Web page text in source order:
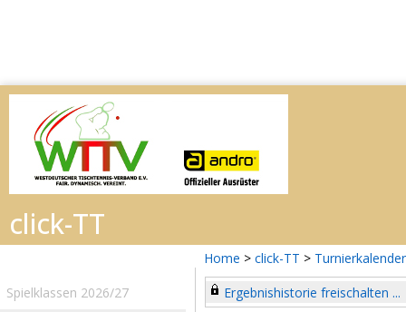
Home > click-TT > Turnierkalender
Spielklassen 2026/27
Ergebnishistorie freischalten ...